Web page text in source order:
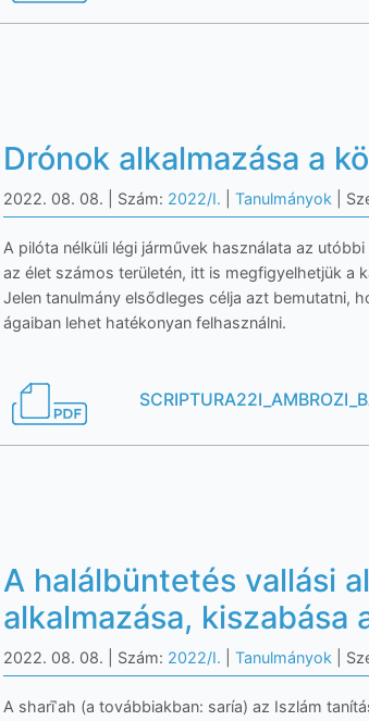
Drónok alkalmazása a
2022. 08. 08. | Szám: 2022/I. Tanulmányok |
A pilóta nélküli légi járművek használata az
az élet számos területén, itt is megfigyelhetjük a
Jelen tanulmány elsődleges célja azt bemutatni,
ágaiban lehet hatékonyan felhasználni.
A halálbüntetés vallási
alkalmazása, kiszabása
2022. 08. 08. | Szám: 2022/I. Tanulmányok |
A sharīʿah (a továbbiakban: saría) az Iszlám